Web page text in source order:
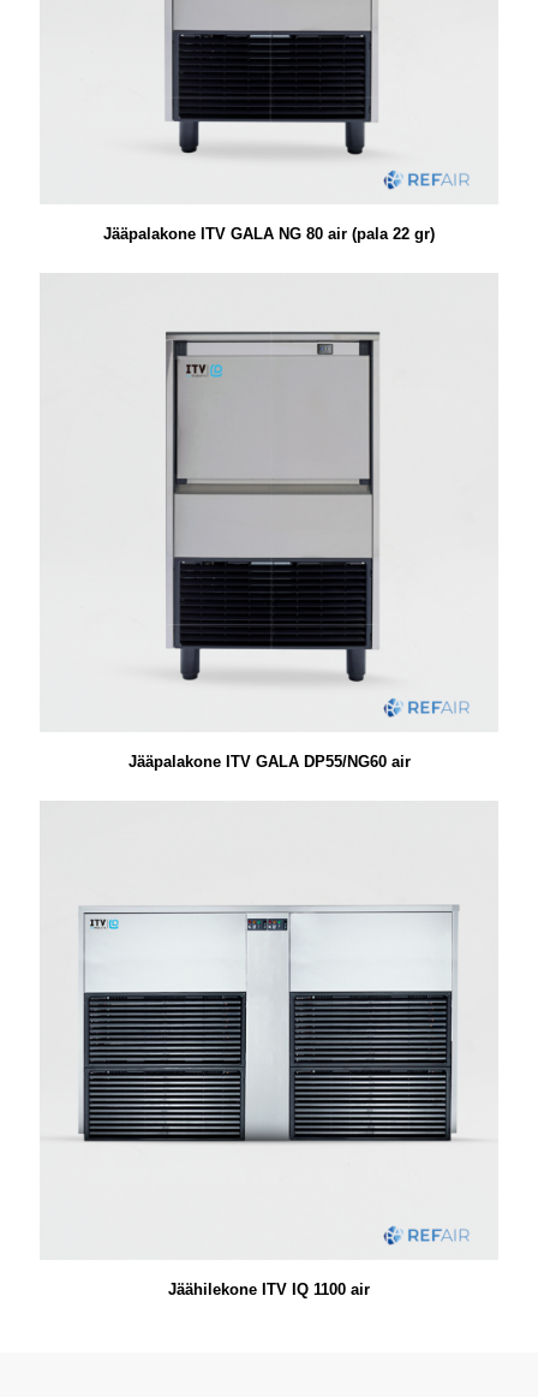
Jääpalakone ITV GALA NG 80 air (pala 22 gr)
Jääpalakone ITV GALA DP55/NG60 air
Jäähilekone ITV IQ 1100 air